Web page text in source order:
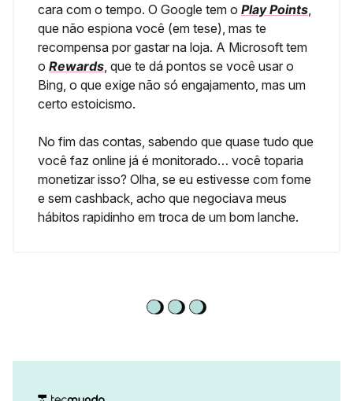
cara com o tempo. O Google tem o Play Points
que não espiona você (em tese), mas te
recompensa por gastar na loja. A Microsoft tem
o Rewards , que te dá pontos se você usar o
Bing, o que exige não só engajamento, mas um
certo estoicismo.
No fim das contas, sabendo que quase tudo que
você faz online já é monitorado… você toparia
monetizar isso? Olha, se eu estivesse com fome
e sem cashback, acho que negociava meus
hábitos rapidinho em troca de um bom lanche.